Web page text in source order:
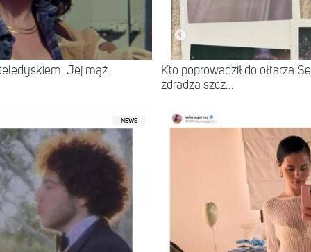
Jej mąż
Kto poprowadził do ołtarza
zdradza szcz...
NEWS